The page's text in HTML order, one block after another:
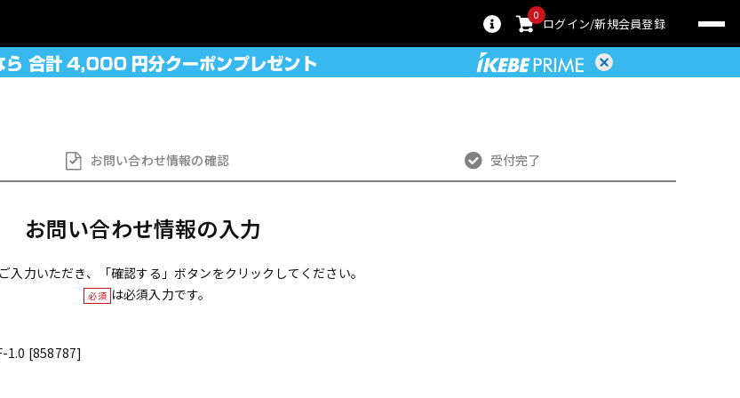
0
ログイン 新規会員登録
お問い合わせ情報の確認 受付完了
お問い合わせ情報の入力
入力いただき、「確認する」ボタンをクリックしてください。
必須 は必須入力です。
1.0 [858787]